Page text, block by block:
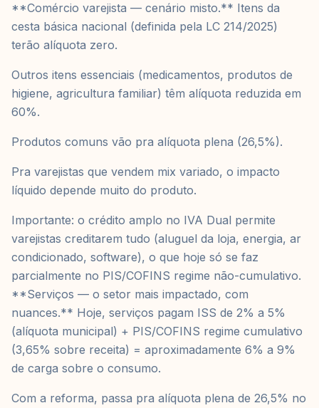
**Comércio varejista — cenário misto.** Itens da
cesta básica nacional (definida pela LC 214/2025)
terão alíquota zero.
Outros itens essenciais (medicamentos, produtos de
higiene, agricultura familiar) têm alíquota reduzida em
60%.
Produtos comuns vão pra alíquota plena (26,5%).
Pra varejistas que vendem mix variado, o impacto
líquido depende muito do produto.
Importante: o crédito amplo no IVA Dual permite
varejistas creditarem tudo (aluguel da loja, energia, ar
condicionado, software), o que hoje só se faz
parcialmente no PIS/COFINS regime não-cumulativo.
**Serviços — o setor mais impactado, com
nuances.** Hoje, serviços pagam ISS de 2% a 5%
(alíquota municipal) + PIS/COFINS regime cumulativo
(3,65% sobre receita) = aproximadamente 6% a 9%
de carga sobre o consumo.
Com a reforma, passa pra alíquota plena de 26,5% no